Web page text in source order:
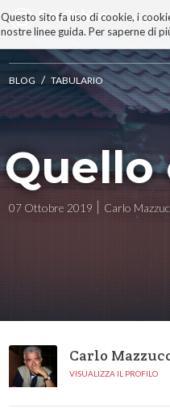
Questo sito fa uso di cookie, i
nostre linee guida. Per saperne di
BLOG
ai
contenuti.
|
Salta
BLOG / TABULARIO
Quello
07 Ottobre 2019 Carlo
Carlo
VISUALIZZA IL PROFILO